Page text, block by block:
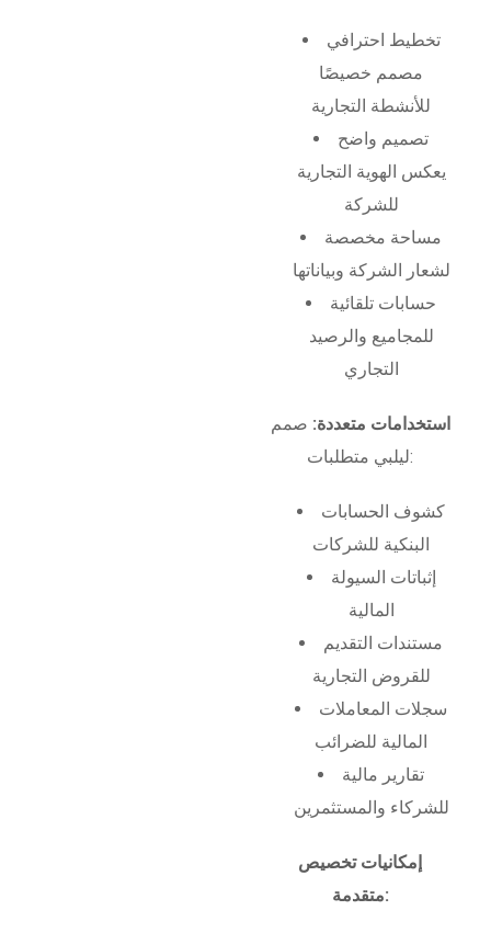
تخطيط احترافي
مصمم خصيصًا
للأنشطة التجارية
تصميم واضح
يعكس الهوية التجارية
للشركة
مساحة مخصصة
لشعار الشركة وبياناتها
حسابات تلقائية
للمجاميع والرصيد
التجاري
استخدامات متعددة: صمم
ليلبي متطلبات:
كشوف الحسابات
البنكية للشركات
إثباتات السيولة
المالية
مستندات التقديم
للقروض التجارية
سجلات المعاملات
المالية للضرائب
تقارير مالية
للشركاء والمستثمرين
إمكانيات تخصيص
متقدمة: